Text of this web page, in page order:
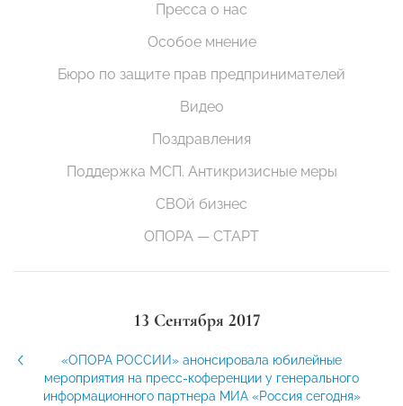
Пресса о нас
Особое мнение
Бюро по защите прав предпринимателей
Видео
Поздравления
Поддержка МСП. Антикризисные меры
СВОй бизнес
ОПОРА — СТАРТ
13 Сентября 2017
«ОПОРА РОССИИ» анонсировала юбилейные
мероприятия на пресс-коференции у генерального
информационного партнера МИА «Россия сегодня»